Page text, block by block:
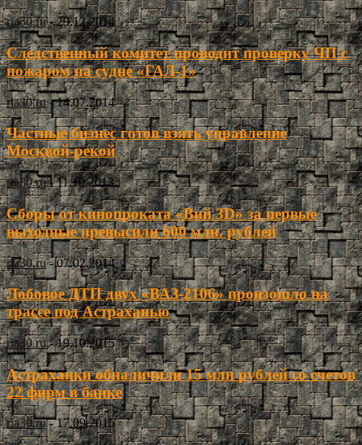
ria30.ru - 29.12.2014
Следственный комитет проводит проверку ЧП с
пожаром на судне «ГАЛ-1»
ria30.ru - 14.07.2014
Частные бизнес готов взять управление
Москвой-рекой
ria30.ru - 11.10.2013
Сборы от кинопроката «Вий 3D» за первые
выходные превысили 600 млн. рублей
ria30.ru - 07.02.2014
Лобовое ДТП двух «ВАЗ-2106» произошло на
трассе под Астраханью
ria30.ru - 19.10.2015
Астраханки обналичили 15 млн рублей со счетов
22 фирм в банке
ria30.ru - 17.09.2015